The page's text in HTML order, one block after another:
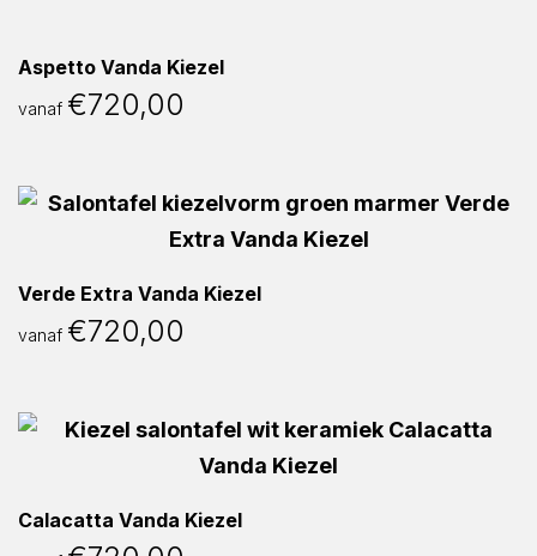
Aspetto Vanda Kiezel
vanaf €720,00
Verde Extra Vanda Kiezel
vanaf €720,00
Calacatta Vanda Kiezel